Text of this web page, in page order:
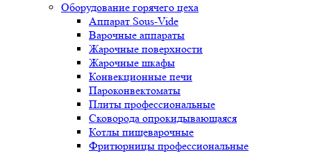
Оборудование горячего цеха
Аппарат Sous-Vide
Варочные аппараты
Жарочные поверхности
Жарочные шкафы
Конвекционные печи
Пароконвектоматы
Плиты профессиональные
Сковорода опрокидывающаяся
Котлы пищеварочные
Фритюрницы профессиональные